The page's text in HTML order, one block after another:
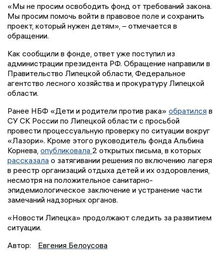
«Мы не просим освободить фонд от требований закона.
Мы просим помочь войти в правовое поле и сохранить
проект, который нужен детям», – отмечается в
обращении.
Как сообщили в фонде, ответ уже поступил из
администрации президента РФ. Обращение направили в
Правительство Липецкой области, Федеральное
агентство лесного хозяйства и прокуратуру Липецкой
области.
Ранее НБФ «Дети и родители против рака» обратился в
СУ СК России по Липецкой области с просьбой
провести процессуальную проверку по ситуации вокруг
«Лазори». Кроме этого руководитель фонда Альбина
Корнева, опубликовала 2 открытых письма, в которых
рассказала о затягивании решения по включению лагеря
в реестр организаций отдыха детей и их оздоровления,
несмотря на положительное санитарно-
эпидемиологическое заключение и устранение части
замечаний надзорных органов.
«Новости Липецка» продолжают следить за развитием
ситуации.
Автор:
Евгения Белоусова